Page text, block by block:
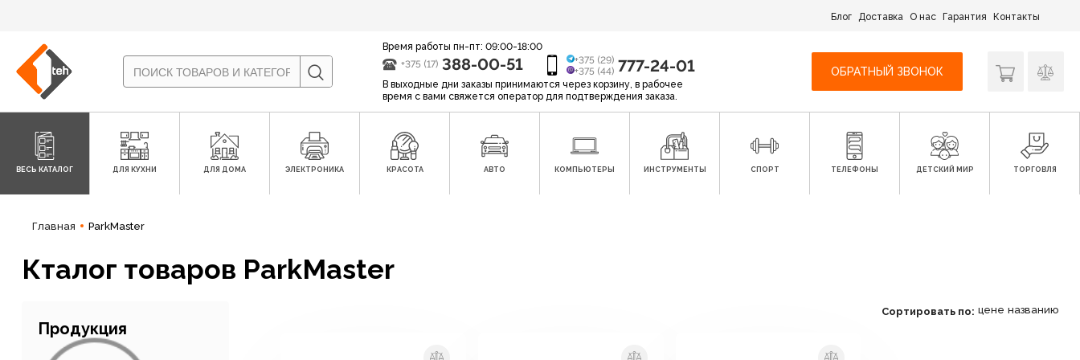
Блог Доставка О нас Гарантия Контакты
Время работы пн-пт: 09:00-18:00
+375 (17) 388-00-51
+375 (29)
+375 (44) 777-24-01
В выходные дни заказы принимаются через корзину, в рабочее
время с вами свяжется оператор для подтверждения заказа.
ОБРАТНЫЙ ЗВОНОК
ВЕСЬ КАТАЛОГ ДЛЯ КУХНИ ДЛЯ ДОМА ЭЛЕКТРОНИКА КРАСОТА АВТО КОМПЬЮТЕРЫ ИНСТРУМЕНТЫ СПОРТ ТЕЛЕФОНЫ ДЕТСКИЙ МИР ТОРГОВЛЯ
Главная ParkMaster
Кталог товаров ParkMaster
Продукция
Сортировать по: цене названию